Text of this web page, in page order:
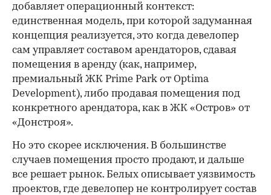
добавляет операционный контекст:
единственная модель, при которой задуманная
концепция реализуется, это когда девелопер
сам управляет составом арендаторов, сдавая
помещения в аренду (как, например,
премиальный ЖК Prime Park от Optima
Development), либо продавая помещения под
конкретного арендатора, как в ЖК «Остров» от
«Донстроя».
Но это скорее исключения. В большинстве
случаев помещения просто продают, и дальше
все решает рынок. Белых описывает уязвимость
проектов, где девелопер не контролирует состав